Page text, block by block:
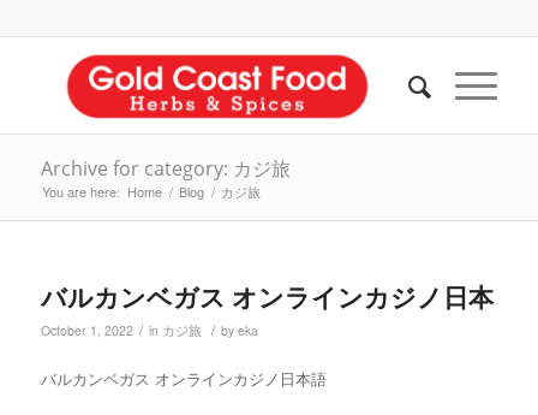
Archive for category: カジ旅
You are here: Home / Blog / カジ旅
バルカンベガス オンラインカジノ日本
October 1, 2022 / in カジ旅 / by eka
バルカンベガス オンラインカジノ日本語